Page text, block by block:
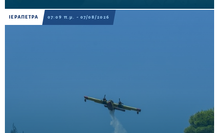
ΙΕΡΑΠΕΤΡΑ 07:09 π.μ. - 07/08/2026